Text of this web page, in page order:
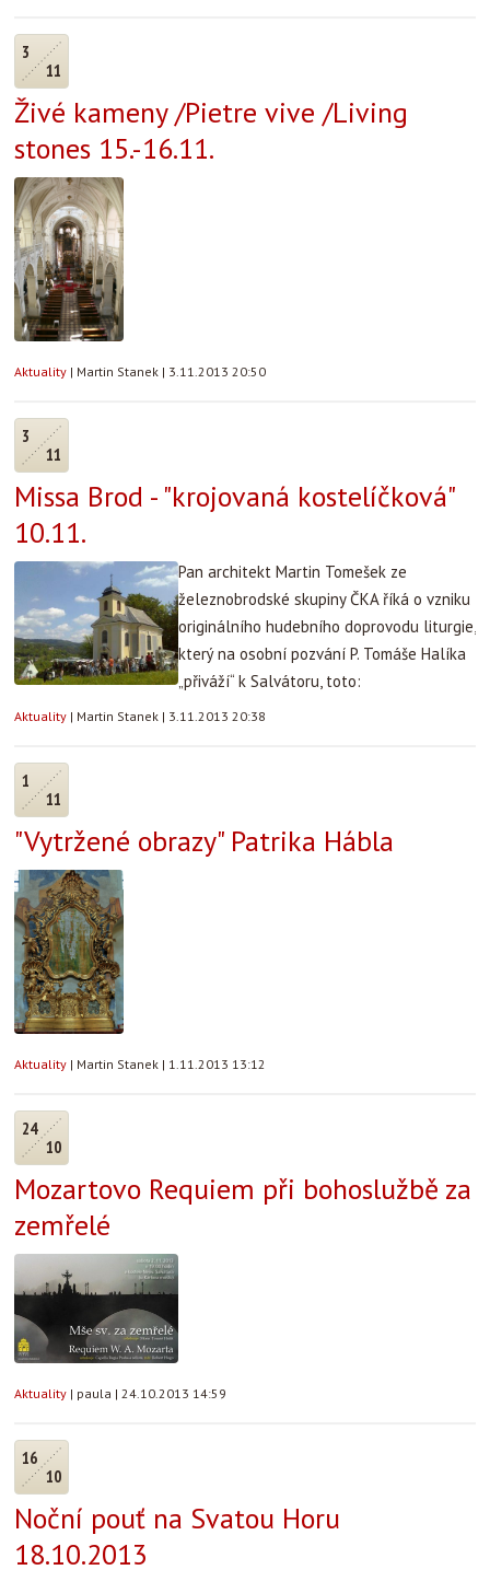
3
11
Živé kameny /Pietre vive /Living
stones 15.-16.11.
Aktuality | Martin Stanek | 3.11.2013 20:50
3
11
Missa Brod - "krojovaná kostelíčková"
10.11.
Pan architekt Martin Tomešek ze
železnobrodské skupiny ČKA říká o vzniku
originálního hudebního doprovodu liturgie,
který na osobní pozvání P. Tomáše Halíka
„přiváží“ k Salvátoru, toto:
Aktuality | Martin Stanek | 3.11.2013 20:38
1
11
"Vytržené obrazy" Patrika Hábla
Aktuality | Martin Stanek | 1.11.2013 13:12
24
10
Mozartovo Requiem při bohoslužbě za
zemřelé
Aktuality | paula | 24.10.2013 14:59
16
10
Noční pouť na Svatou Horu
18.10.2013